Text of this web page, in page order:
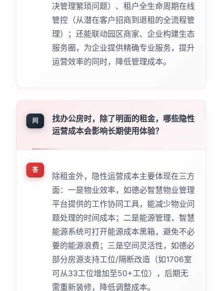
决管理繁琐问题）、租户全生命周期在线
管控（从潜在客户招商到退租的全流程管
理）；还能联动园区商家、企业构建生态
服务圈，为企业提供精确专业服务，提升
运营效率的同时，降低管理成本。
问
找办公房时，除了明面的租金，哪些隐性
运营成本会影响长期使用体验？
答
除租金外，隐性运营成本主要体现在三方
面：一是物业效率，如德必智慧物业管理
平台提供的工作协同工具，能减少物业问
题处理的时间成本；二是能源管理，智慧
能源系统可打开能源成本黑箱，避免不必
要的能源浪费；三是空间灵活性，如德必
部分房源支持工位/隔断改造（如1706室
可从33工位增加至50+工位），后期无
需重新装修，降低调整成本。